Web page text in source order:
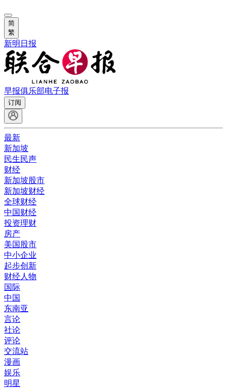
简
繁
新明日报
早报俱乐部电子报
订阅
最新
新加坡
民生民声
财经
新加坡股市
新加坡财经
全球财经
中国财经
投资理财
房产
美国股市
中小企业
起步创新
财经人物
国际
中国
东南亚
言论
社论
评论
交流站
漫画
娱乐
明星